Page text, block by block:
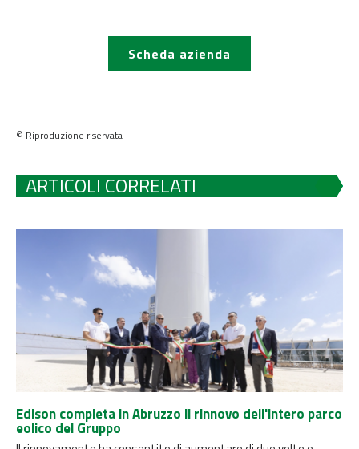
Scheda azienda
© Riproduzione riservata
ARTICOLI CORRELATI
Edison completa in Abruzzo il rinnovo dell'intero parco
eolico del Gruppo